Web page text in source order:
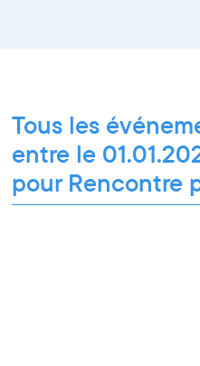
Tous les
entre le
pour Rencontre